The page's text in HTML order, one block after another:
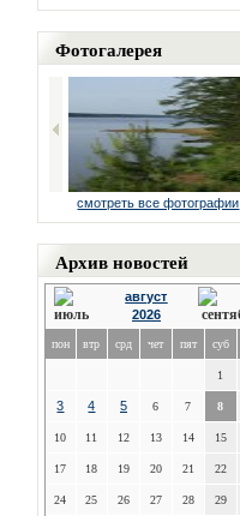
Фотогалерея
смотреть все фотографии
Архив новостей
август
2026
пон втр срд чет пят суб
1
3 4 5 6 7 8
10 11 12 13 14 15
17 18 19 20 21 22
24 25 26 27 28 29